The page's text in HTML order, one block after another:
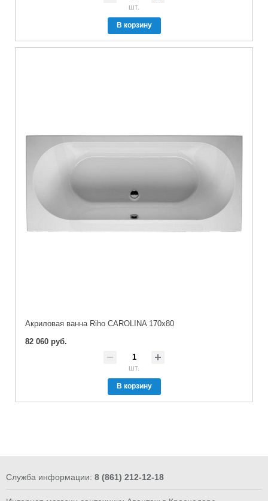
шт.
В корзину
Акриловая ванна Riho CAROLINA 170x80
82 060 руб.
шт.
В корзину
Служба информации: 8 (861) 212-12-18